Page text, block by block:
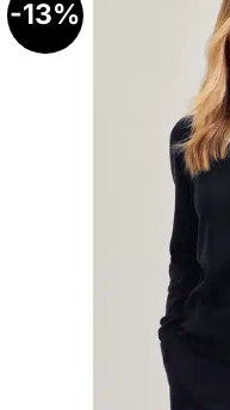
-13%